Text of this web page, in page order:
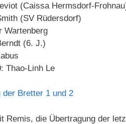
(Caissa Hermsdorf-
(SV Rüdersdorf)
Wartenberg
(6. J.)
Thao-Linh Le
der Bretter 1 und 2
Remis, die Übertragung der